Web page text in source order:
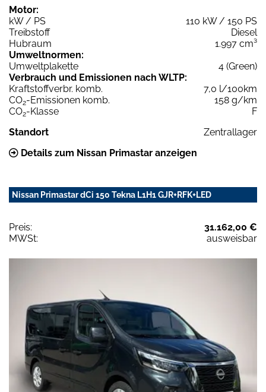
Motor:
kW / PS
110 kW / 150 PS
Treibstoff
Diesel
Hubraum
1.997 cm³
Umweltnormen:
Umweltplakette
4 (Green)
Verbrauch und Emissionen nach WLTP:
Kraftstoffverbr. komb.
7,0 l/100km
CO2-Emissionen komb.
158 g/km
CO2-Klasse
F
Standort
Zentrallager
Details zum Nissan Primastar anzeigen
Nissan Primastar dCi 150 Tekna L1H1 GJR+RFK+LED
Preis:
31.162,00 €
MWSt:
ausweisbar